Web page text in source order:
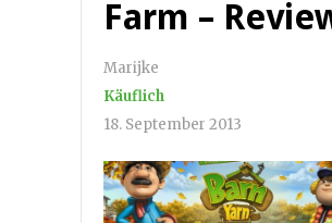
Farm –
Marijke
Käuflich
18. September 2013